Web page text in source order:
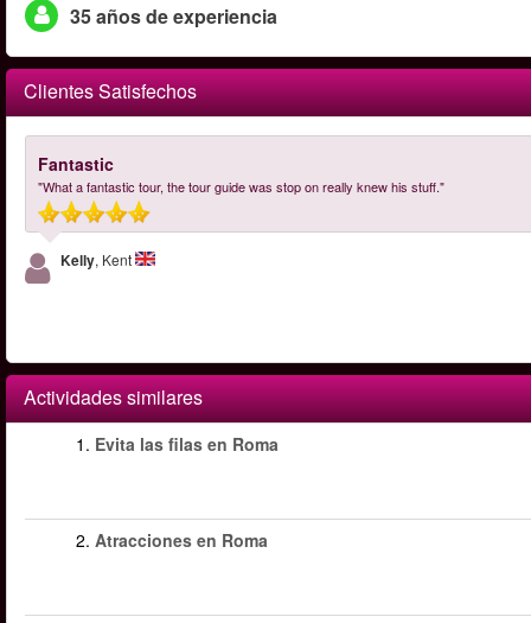
35 años de experiencia
Clientes Satisfechos
Fantastic
"What a fantastic tour, the tour guide was stop on really knew his stuff."
Kelly, Kent
Actividades similares
1. Evita las filas en Roma
2. Atracciones en Roma